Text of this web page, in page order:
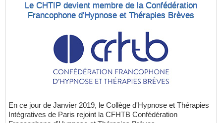
Le CHTIP devient membre de la Confédération
Francophone d'Hypnose et Thérapies Brèves
En ce jour de Janvier 2019, le Collège d'Hypnose et Thérapies
Intégratives de Paris rejoint la CFHTB Confédération